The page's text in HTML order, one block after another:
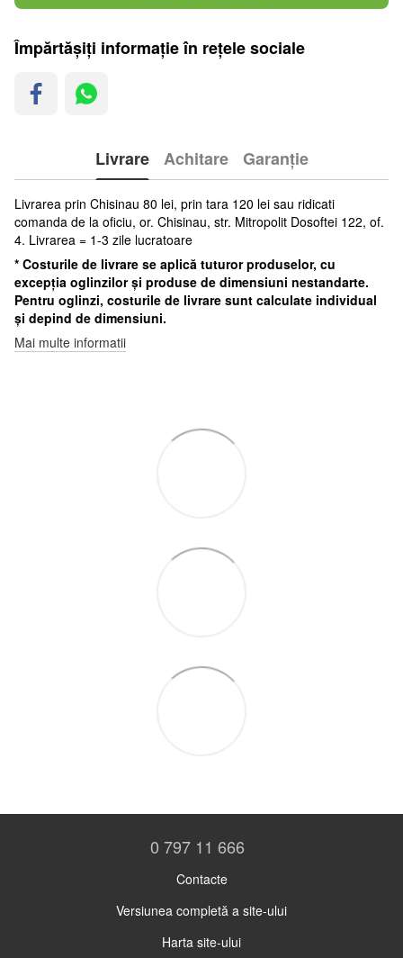
Împărtășiți informație în rețele sociale
Livrare Achitare Garanție
Livrarea prin Chisinau 80 lei, prin tara 120 lei sau ridicati
comanda de la oficiu, or. Chisinau, str. Mitropolit Dosoftei 122, of.
4. Livrarea = 1-3 zile lucratoare
* Costurile de livrare se aplică tuturor produselor, cu
excepția oglinzilor și produse de dimensiuni nestandarte.
Pentru oglinzi, costurile de livrare sunt calculate individual
și depind de dimensiuni.
Mai multe informatii
0 797 11 666
Contacte
Versiunea completă a site-ului
Harta site-ului